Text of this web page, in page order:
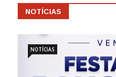
NOTÍCIAS
NOTÍCIAS